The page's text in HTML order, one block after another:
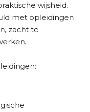
wijsheid.
met opleidingen
zacht te